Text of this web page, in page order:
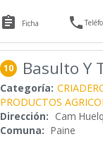
 Ficha 
10 Basulto Y
Categoría:
PRODUCTOS
Dirección: Cam
Comuna: Paine